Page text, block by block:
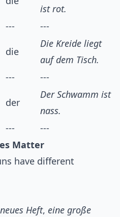
ist rot.
--- ---
die
Die Kreide liegt
auf dem Tisch.
---
---
der
Der Schwamm ist
nass.
---
---
Matter
have different
Heft, eine große